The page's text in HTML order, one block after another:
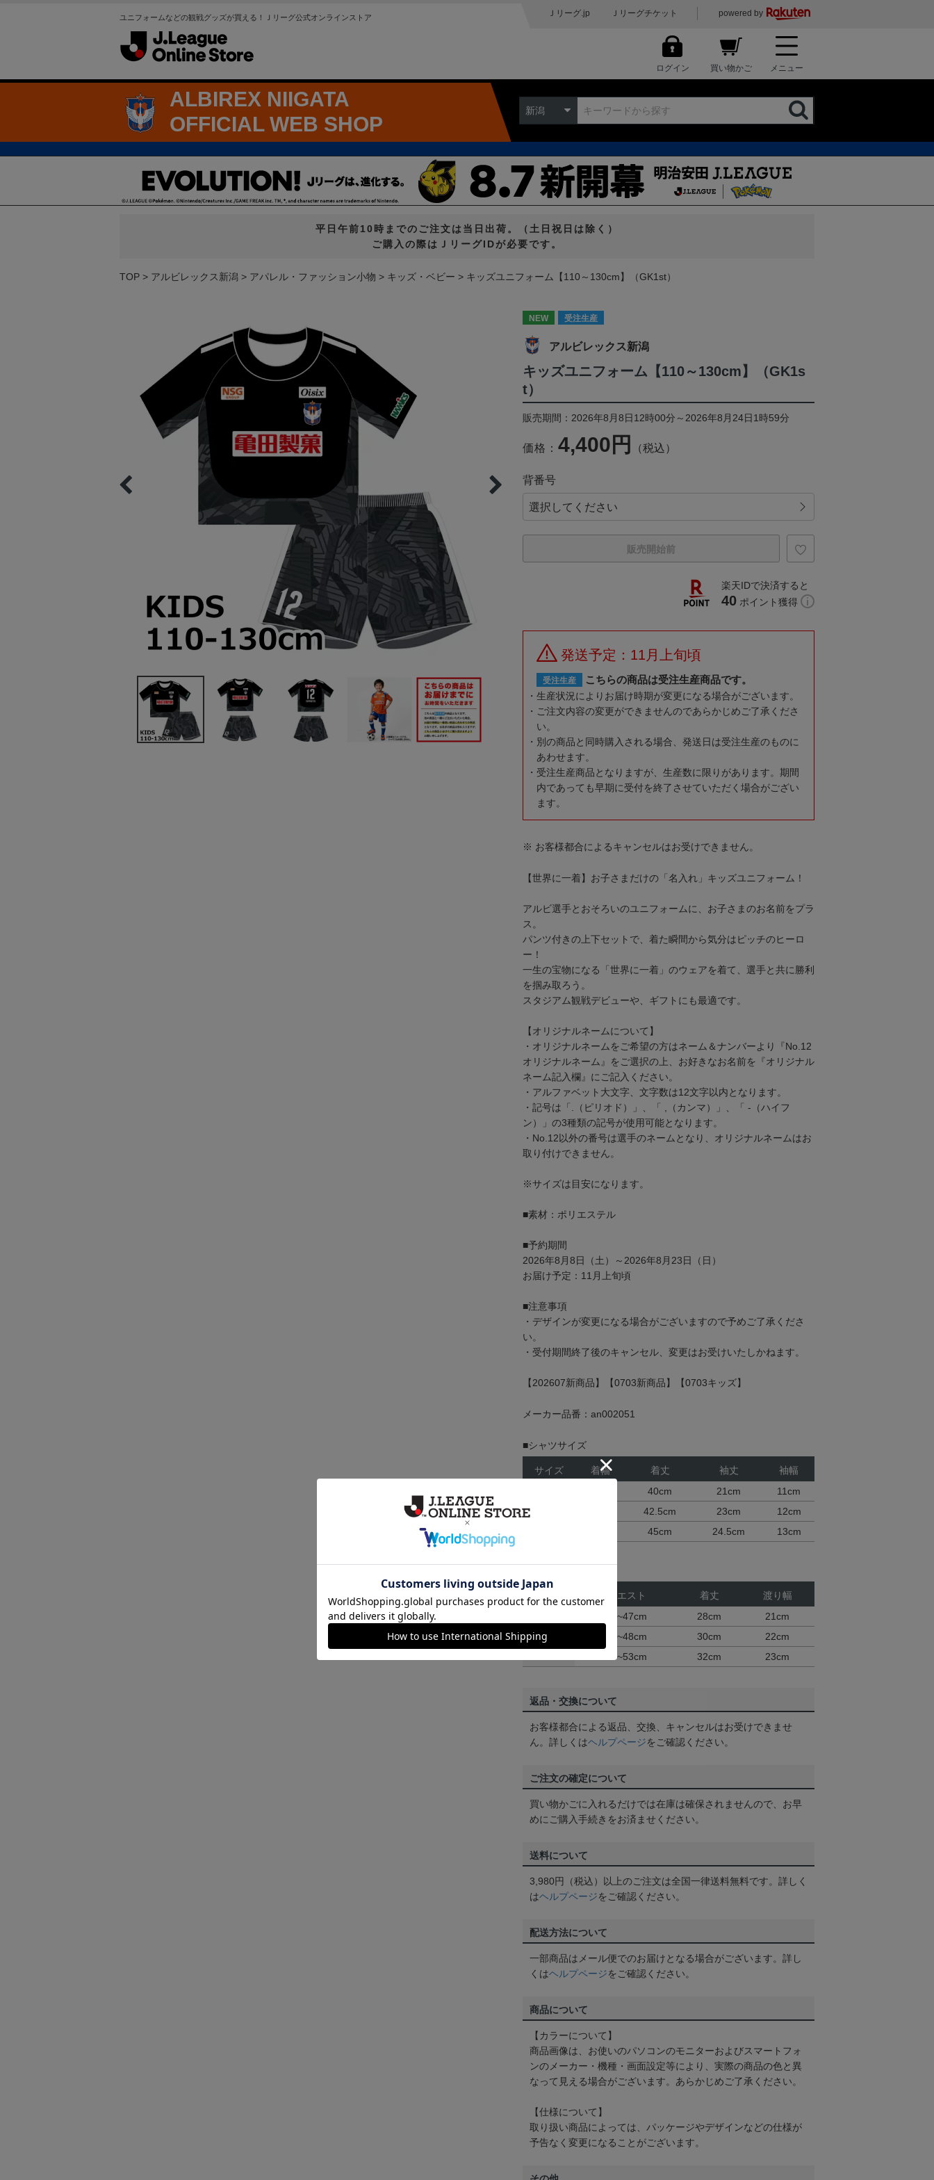
ユニフォームなどの観戦グッズが買える！Ｊリーグ公式オンラインストア Ｊリーグ.jp Ｊリーグチケット powered by
ログイン 買い物かご メニュー
ALBIREX NIIGATA
OFFICIAL WEB SHOP
新潟
平日午前10時までのご注文は当日出荷。（土日祝日は除く）
ご購入の際はＪリーグIDが必要です。
TOP アルビレックス新潟 アパレル・ファッション小物 キッズ・ベビー キッズユニフォーム【110～130cm】（GK1st）
NEW 受注生産
アルビレックス新潟
キッズユニフォーム【110～130cm】（GK1s
t）
販売期間：2026年8月8日12時00分～2026年8月24日1時59分
価格： 4,400円 （税込）
背番号
販売開始前
楽天IDで決済すると
40 ポイント獲得
発送予定：11月上旬頃
受注生産 こちらの商品は受注生産商品です。
生産状況によりお届け時期が変更になる場合がございます。
ご注文内容の変更ができませんのであらかじめご了承くださ
い。
別の商品と同時購入される場合、発送日は受注生産のものに
あわせます。
受注生産商品となりますが、生産数に限りがあります。期間
内であっても早期に受付を終了させていただく場合がござい
ます。
※ お客様都合によるキャンセルはお受けできません。
【世界に一着】お子さまだけの「名入れ」キッズユニフォーム！
アルビ選手とおそろいのユニフォームに、お子さまのお名前をプラ
ス。
パンツ付きの上下セットで、着た瞬間から気分はピッチのヒーロ
ー！
一生の宝物になる「世界に一着」のウェアを着て、選手と共に勝利
を掴み取ろう。
スタジアム観戦デビューや、ギフトにも最適です。
【オリジナルネームについて】
・オリジナルネームをご希望の方はネーム＆ナンバーより『No.12
オリジナルネーム』をご選択の上、お好きなお名前を『オリジナル
ネーム記入欄』にご記入ください。
・アルファベット大文字、文字数は12文字以内となります。
・記号は「.（ピリオド）」、「 ,（カンマ）」、「 -（ハイフ
ン）」の3種類の記号が使用可能となります。
・No.12以外の番号は選手のネームとなり、オリジナルネームはお
取り付けできません。
※サイズは目安になります。
■素材：ポリエステル
■予約期間
2026年8月8日（土）～2026年8月23日（日）
お届け予定：11月上旬頃
■注意事項
・デザインが変更になる場合がございますので予めご了承くださ
い。
・受付期間終了後のキャンセル、変更はお受けいたしかねます。
【202607新商品】【0703新商品】【0703キッズ】
メーカー品番：an002051
■シャツサイズ
サイズ 着幅 着丈 袖丈
袖幅
40cm 21cm
11cm
42.5cm 23cm
12cm
45cm 24.5cm 13cm
サイズ ウエスト 着丈
渡り幅
46~47cm 28cm
21cm
120
47~48cm 30cm
22cm
48~53cm 32cm 23cm
返品・交換について
お客様都合による返品、交換、キャンセルはお受けできませ
ん。詳しくはヘルプページをご確認ください。
ご注文の確定について
買い物かごに入れるだけでは在庫は確保されませんので、お早
めにご購入手続きをお済ませください。
送料について
3,980円（税込）以上のご注文は全国一律送料無料です。詳しく
はヘルプページをご確認ください。
配送方法について
一部商品はメール便でのお届けとなる場合がございます。詳し
くはヘルプページをご確認ください。
商品について
【カラーについて】
商品画像は、お使いのパソコンのモニターおよびスマートフォ
ンのメーカー・機種・画面設定等により、実際の商品の色と異
なって見える場合がございます。あらかじめご了承ください。
【仕様について】
取り扱い商品によっては、パッケージやデザインなどの仕様が
予告なく変更になることがございます。